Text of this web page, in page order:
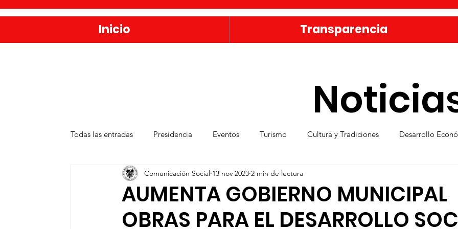
Todas las entradas Presidencia Eventos Turismo Cultura y Tradiciones Desarrollo
Agua y Alcantarillado Deporte Medio Ambiente
Publicaciones Administración Pública Familia sanmiguelense Jóvenes Mujeres
AUMENTA GOBIERNO MUNICIPAL
OBRAS PARA EL DESARROLLO
Comunicación Social 13 nov 2023 2 min de lectura
Inicio Transparencia